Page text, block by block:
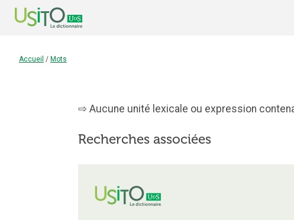
Accueil / Mots
Aucune unité lexicale ou expression
Recherches associées